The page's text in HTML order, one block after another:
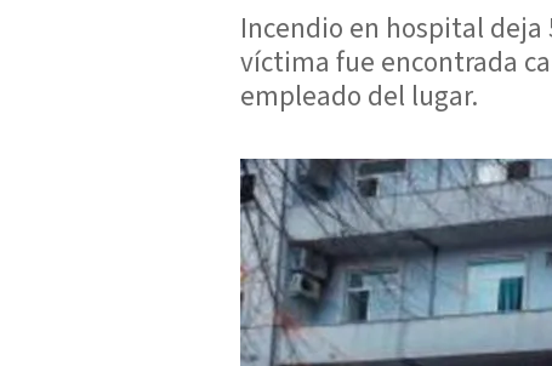
Incendio en hospital
víctima fue encontrada
empleado del lugar.